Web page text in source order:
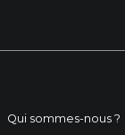
Qui sommes-nous ?